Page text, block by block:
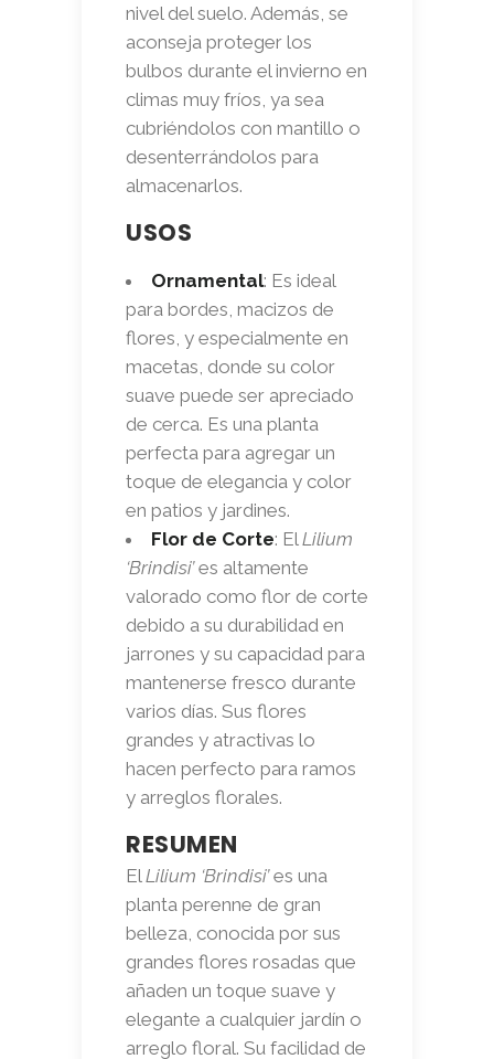
nivel del suelo. Además, se
aconseja proteger los
bulbos durante el invierno en
climas muy fríos, ya sea
cubriéndolos con mantillo o
desenterrándolos para
almacenarlos.
USOS
Ornamental: Es ideal
para bordes, macizos de
flores, y especialmente en
macetas, donde su color
suave puede ser apreciado
de cerca. Es una planta
perfecta para agregar un
toque de elegancia y color
en patios y jardines.
Flor de Corte: El Lilium
‘Brindisi’es altamente
valorado como flor de corte
debido a su durabilidad en
jarrones y su capacidad para
mantenerse fresco durante
varios días. Sus flores
grandes y atractivas lo
hacen perfecto para ramos
y arreglos florales.
RESUMEN
El Lilium ‘Brindisi’es una
planta perenne de gran
belleza, conocida por sus
grandes flores rosadas que
añaden un toque suave y
elegante a cualquier jardín o
arreglo floral. Su facilidad de